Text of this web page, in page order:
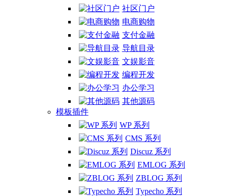
社区门户
电商购物
支付金融
导航目录
文娱影音
编程开发
办公学习
其他源码
模板插件
WP 系列
CMS 系列
Discuz 系列
EMLOG 系列
ZBLOG 系列
Typecho 系列